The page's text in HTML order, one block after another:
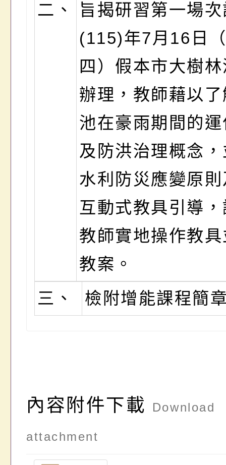
二、
旨揭研習第一場
(115)年7月16日
四）假本市大樹
辦理，教師藉以
池在豪雨期間的
及防洪治理概念
水利防災應變原
互動式教具引導
教師實地操作教
教案。
三、
檢附增能課程簡
內容附件下載 Download
attachment